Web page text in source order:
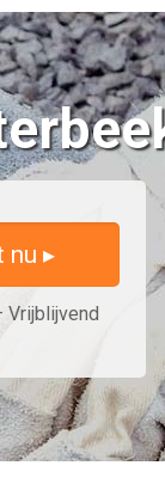
nu ▸
Vrijblijvend